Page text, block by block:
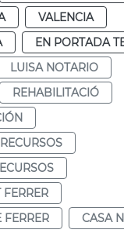
VALENCIA
EN PORTADA
LUISA NOTARIO
REHABILITACIÓ
FERRER
FERRER
CASA